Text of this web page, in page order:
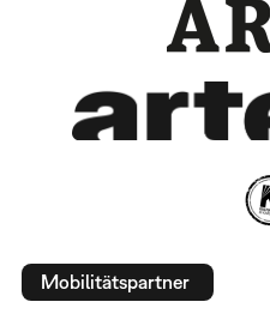
Mobilitätspartner